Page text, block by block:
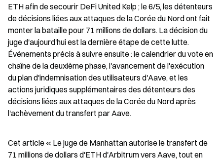
ETH afin de secourir DeFi United Kelp ; le 6/5, les détenteurs
de décisions liées aux attaques de la Corée du Nord ont fait
monter la bataille pour 71 millions de dollars. La décision du
juge d'aujourd'hui est la dernière étape de cette lutte.
Événements précis à suivre ensuite : le calendrier du vote en
chaîne de la deuxième phase, l'avancement de l'exécution
du plan d'indemnisation des utilisateurs d'Aave, et les
actions juridiques supplémentaires des détenteurs des
décisions liées aux attaques de la Corée du Nord après
l'achèvement du transfert par Aave.
Cet article « Le juge de Manhattan autorise le transfert de
71 millions de dollars d'ETH d'Arbitrum vers Aave, tout en